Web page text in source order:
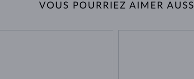
VOUS POURRIEZ AIMER AUSSI